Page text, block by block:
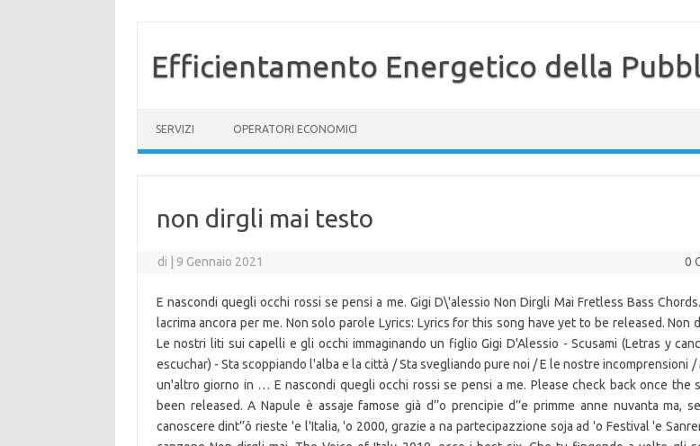
Efficientamento Energetico della
SERVIZI OPERATORI ECONOMICI
non dirgli mai testo
di 9 Gennaio 2021 0
E nascondi quegli occhi rossi se pensi a me. Gigi D\'alessio Non Dirgli Mai Fretless Bass
lacrima ancora per me. Non solo parole Lyrics: Lyrics for this song have yet to be released. Non
Le nostri liti sui capelli e gli occhi immaginando un figlio Gigi D'Alessio - Scusami (Letras y
escuchar) - Sta scoppiando l'alba e la città / Sta svegliando pure noi / E le nostre incomprensioni /
un'altro giorno in … E nascondi quegli occhi rossi se pensi a me. Please check back once the
been released. A Napule è assaje famose già d’’o prencipie d’’e primme anne nuvanta ma,
canoscere dint’’ô rieste 'e l'Italia, 'o 2000, grazie a na partecipazzione soja ad 'o Festival 'e